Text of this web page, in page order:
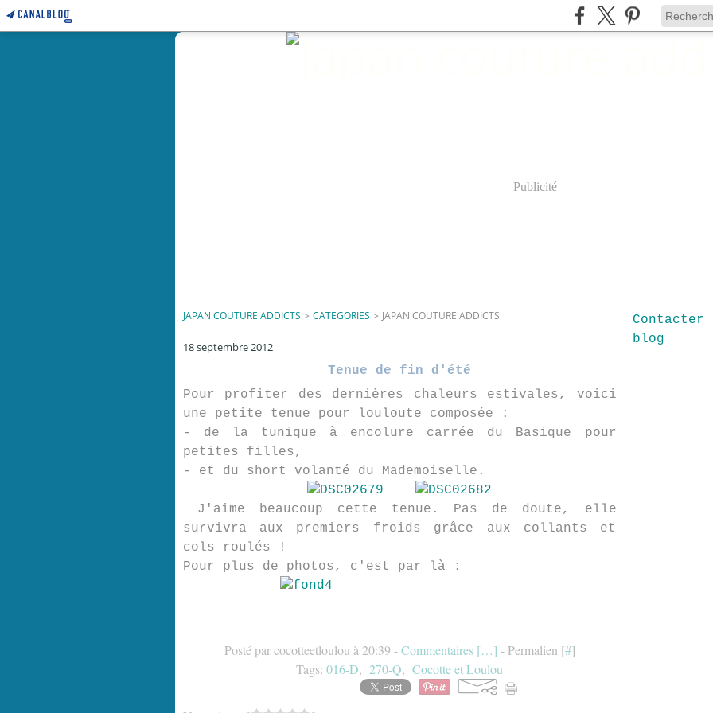
Publicité
JAPAN COUTURE ADDICTS > CATEGORIES > JAPAN COUTURE ADDICTS
18 septembre 2012
Tenue de fin d'été
Pour profiter des dernières chaleurs estivales, voici
une petite tenue pour louloute composée :
- de la tunique à encolure carrée du Basique pour
petites filles,
- et du short volanté du Mademoiselle.
J'aime beaucoup cette tenue. Pas de doute, elle
survivra aux premiers froids grâce aux collants et
cols roulés !
Pour plus de photos, c'est par là :
Posté par cocotteetloulou à 20:39 -Commentaires […] - Permalien [#]
Tags: 016-D, 270-Q, Cocotte et Loulou
blog